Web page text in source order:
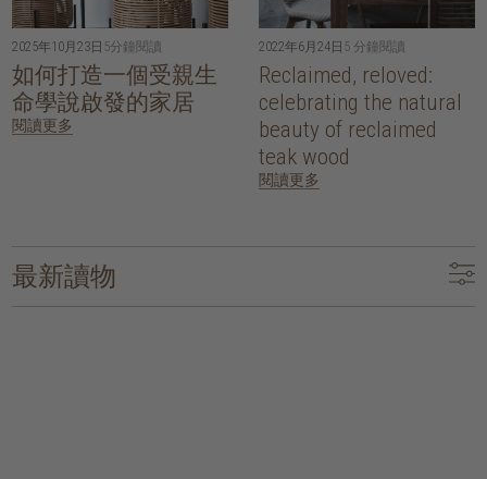
2025年10月23日 5分鐘閱讀
如何打造一個受親生
命學說啟發的家居
閱讀更多
2022年6月24日 5 分鐘閱讀
Reclaimed, reloved:
celebrating the natural
beauty of reclaimed
teak wood
閱讀更多
最新讀物